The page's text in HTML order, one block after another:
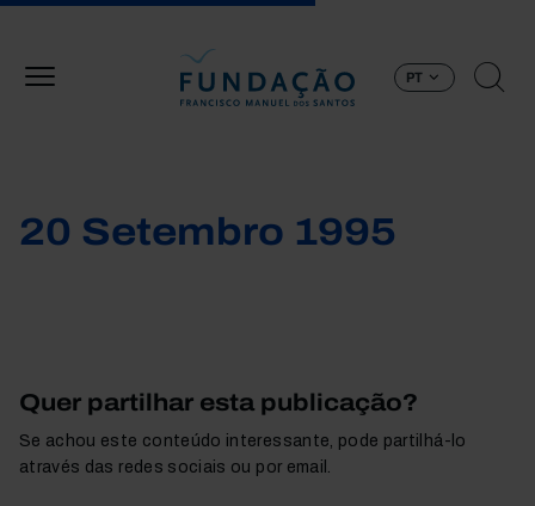
PT
20 Setembro 1995
Quer partilhar esta publicação?
Se achou este conteúdo interessante, pode partilhá-lo
através das redes sociais ou por email.